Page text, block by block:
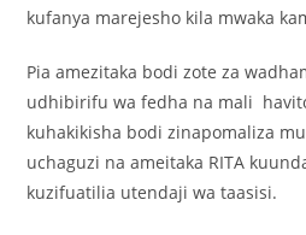
kufanya marejesho kila mwaka
Pia amezitaka bodi zote za
udhibirifu wa fedha na mali
kuhakikisha bodi zinapomaliza
uchaguzi na ameitaka RITA
kuzifuatilia utendaji wa taasisi.